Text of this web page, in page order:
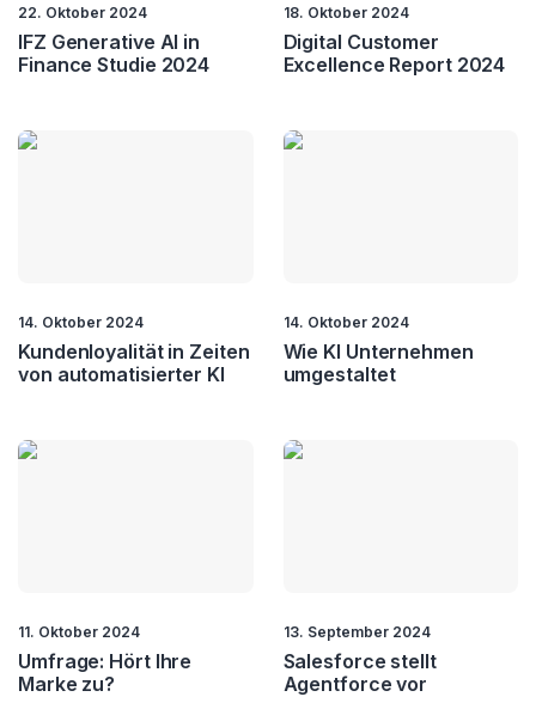
Sprachtechnologie Stimmbiometrie
Storage UCC
Videokommunikation
22. Oktober 2024
IFZ Generative AI in
Finance Studie 2024
18. Oktober 2024
Digital Customer
Excellence Report 2024
14. Oktober 2024
Kundenloyalität in Zeiten
von automatisierter KI
14. Oktober 2024
Wie KI Unternehmen
umgestaltet
11. Oktober 2024
Umfrage: Hört Ihre
Marke zu?
13. September 2024
Salesforce stellt
Agentforce vor